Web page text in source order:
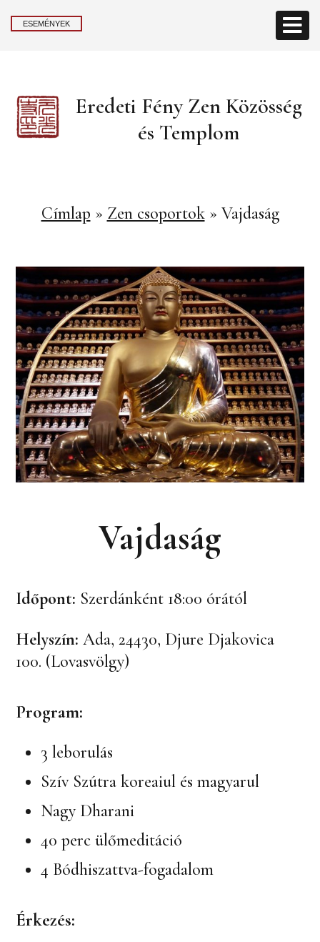
ESEMÉNYEK
Eredeti Fény Zen Közösség
és Templom
Címlap » Zen csoportok» Vajdaság
Vajdaság
Időpont: Szerdánként 18:00 órától
Helyszín: Ada, 24430, Djure Djakovica
100. (Lovasvölgy)
Program:
3 leborulás
Szív Szútra koreaiul és magyarul
Nagy Dharani
40 perc ülőmeditáció
4 Bódhiszattva-fogadalom
Érkezés: